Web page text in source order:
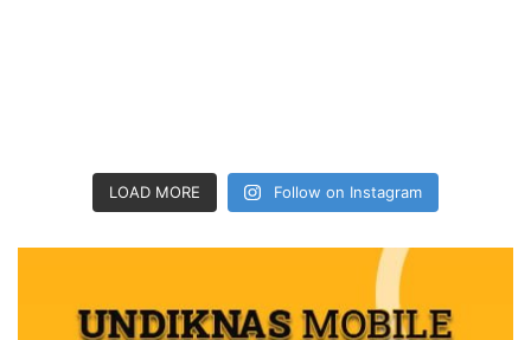
LOAD MORE Follow on Instagram